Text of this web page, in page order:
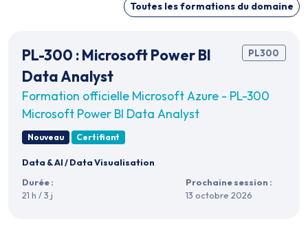
Toutes les formations du domaine
PL300
PL-300 : Microsoft Power BI
Data Analyst
Formation officielle Microsoft Azure - PL-300
Microsoft Power BI Data Analyst
Nouveau Certifiant
Data & AI/Data Visualisation
Durée :
21 h / 3 j
Prochaine session :
13 octobre 2026